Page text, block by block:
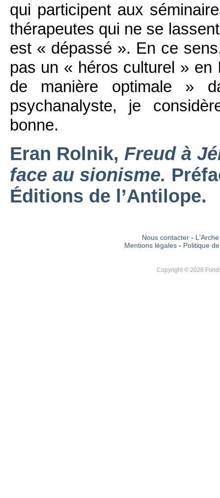
qui participent aux
thérapeutes qui ne se
est « dépassé ». En ce
pas un « héros culturel » en
de manière optimale »
psychanalyste, je
bonne.
Eran Rolnik, Freud à
face au sionisme.
Éditions de l’Antilope.
Nous contacter-
Mentions légales - Politique
Copyright © 2026